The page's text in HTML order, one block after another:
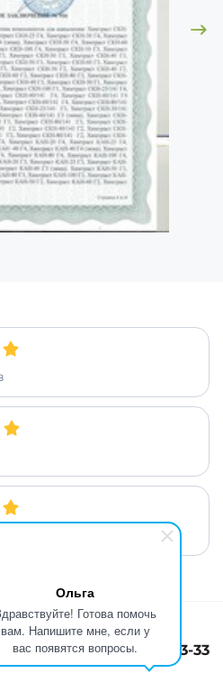
Ольга
Готова помочь
вам. Напишите мне, если у
вас появятся вопросы.8(499)301-73-33